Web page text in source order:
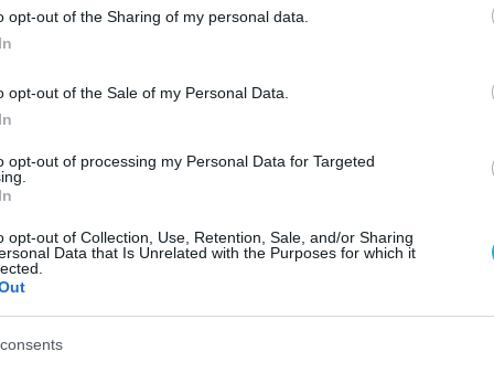
opt-out of the Sharing of my personal data.
opt-out of the Sale of my Personal Data.
opt-out of processing my Personal Data for Targeted
opt-out of Collection, Use, Retention, Sale, and/or Sharing
Data that Is Unrelated with the Purposes for which it
πωλείται από τη «Γηραιά Κυρία», ωστόσο οι
Μπαρτσελόνα συνεχίζονται σε αμείωτους
από την Ιταλία,. Η Γιούβε αναμένεται να
του συμβολαίου του με διπλασιασμό
«δέσει» στο Τορίνο.
Γιουβέντους με συμβόλαιο ύψους 2,2
και ο διπλασιασμός του συμβολαίου του
παίκτη του συλλόγου μαζί με τον